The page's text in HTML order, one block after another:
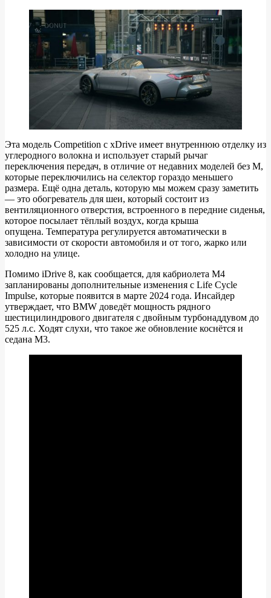
Эта модель Competition с xDrive имеет внутреннюю отделку из
углеродного волокна и использует старый рычаг
переключения передач, в отличие от недавних моделей без M,
которые переключились на селектор гораздо меньшего
размера. Ещё одна деталь, которую мы можем сразу заметить
— это обогреватель для шеи, который состоит из
вентиляционного отверстия, встроенного в передние сиденья,
которое посылает тёплый воздух, когда крыша
опущена. Температура регулируется автоматически в
зависимости от скорости автомобиля и от того, жарко или
холодно на улице.
Помимо iDrive 8, как сообщается, для кабриолета M4
запланированы дополнительные изменения с Life Cycle
Impulse, которые появится в марте 2024 года. Инсайдер
утверждает, что BMW доведёт мощность рядного
шестицилиндрового двигателя с двойным турбонаддувом до
525 л.с. Ходят слухи, что такое же обновление коснётся и
седана M3.